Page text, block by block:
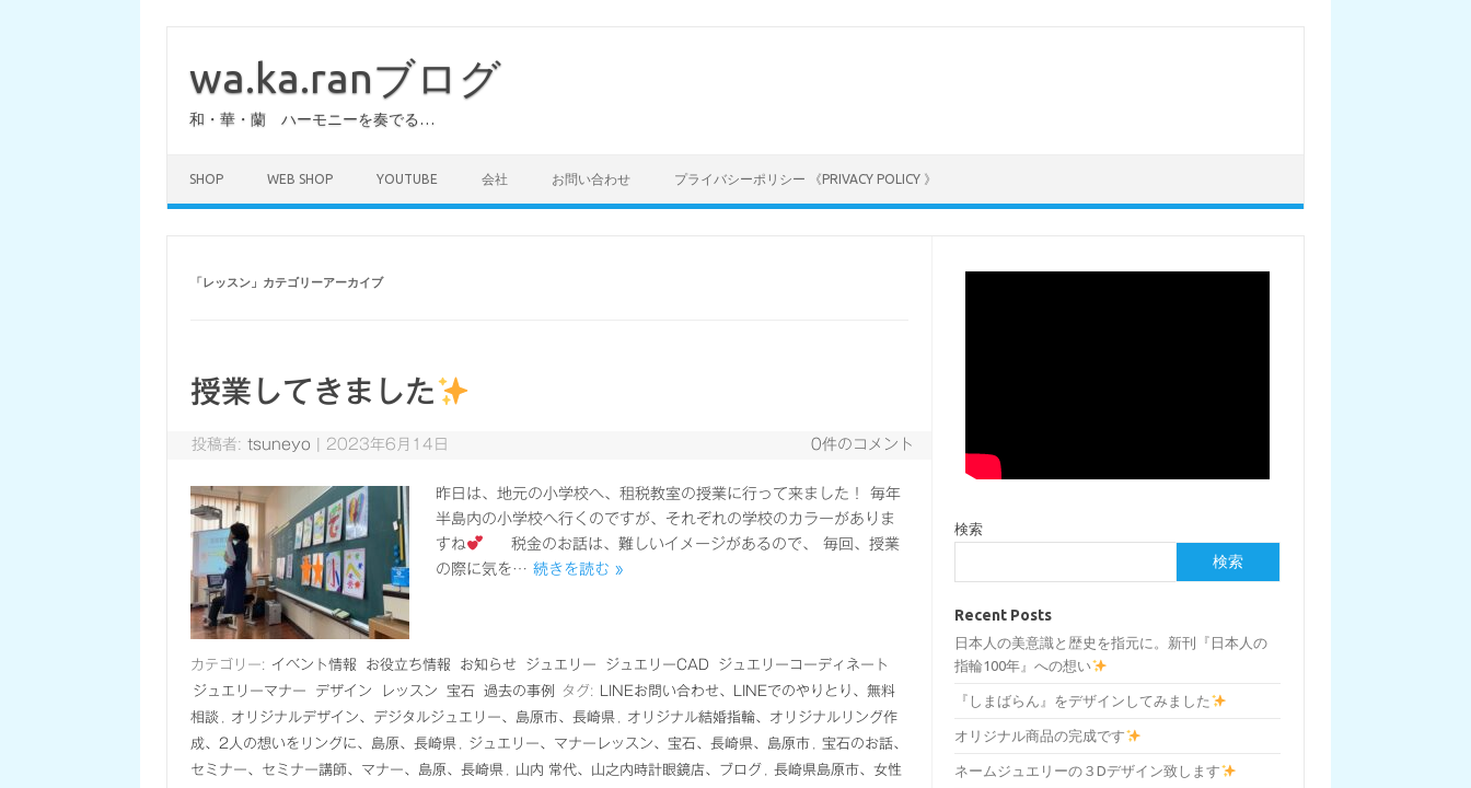
wa.ka.ranブログ
和・華・蘭 ハーモニーを奏でる…
SHOP WEB SHOP YOUTUBE 会社 お問い合わせ プライバシーポリシー 《PRIVACY POLICY 》
「レッスン」カテゴリーアーカイブ
授業してきました
投稿者:tsuneyo 2023年6月14日 0件のコメント
昨日は、地元の小学校へ、租税教室の授業に行って来ました！ 毎年
半島内の小学校へ行くのですが、それぞれの学校のカラーがありま
すね
税金のお話は、難しいイメージがあるので、 毎回、授業
の際に気を… 続きを読む »
カテゴリー: イベント情報 お役立ち情報 お知らせ ジュエリー ジュエリーCAD
ジュエリーコーディネート
ジュエリーマナー
デザイン レッスン 宝石 過去の事例 タグ:
LINEお問い合わせ、LINEでのやりとり、無料
相談
オリジナルデザイン、デジタルジュエリー、島原市、長崎県
オリジナル結婚指輪、オリジナルリング作
成、2人の想いをリングに、島原、長崎県
ジュエリー、マナーレッスン、宝石、長崎県、島原市
宝石のお話、
セミナー、セミナー講師、マナー、島原、長崎県
山内 常代、山之内時計眼鏡店、ブログ
長崎県島原市、女性
検索
検索
Recent Posts
日本人の美意識と歴史を指元に。新刊『日本人の
指輪100年』への想い
『しまばらん』をデザインしてみました
オリジナル商品の完成です
ネームジュエリーの３Dデザイン致します